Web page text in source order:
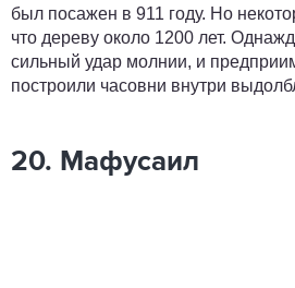
был посажен в 911 году. Но
что дереву около 1200 лет.
сильный удар молнии, и
построили часовни внутри
20. Мафусаил